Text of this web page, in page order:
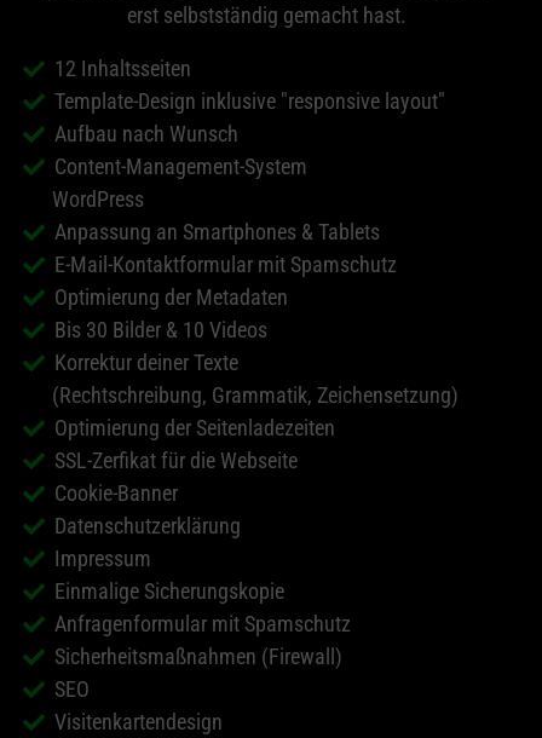
erst selbstständig gemacht hast.
12 Inhaltsseiten
Template-Design inklusive "responsive layout"
Aufbau nach Wunsch
Content-Management-System
WordPress
Anpassung an Smartphones & Tablets
E-Mail-Kontaktformular mit Spamschutz
Optimierung der Metadaten
Bis 30 Bilder & 10 Videos
Korrektur deiner Texte
(Rechtschreibung, Grammatik, Zeichensetzung)
Optimierung der Seitenladezeiten
SSL-Zerfikat für die Webseite
Cookie-Banner
Datenschutzerklärung
Impressum
Einmalige Sicherungskopie
Anfragenformular mit Spamschutz
Sicherheitsmaßnahmen (Firewall)
SEO
Visitenkartendesign